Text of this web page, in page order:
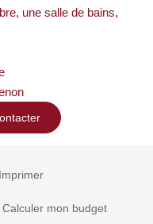
une salle de bains,
Imprimer
Calculer mon budget